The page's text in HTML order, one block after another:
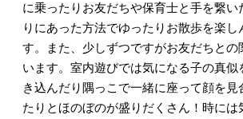
に乗ったりお友だちや保育士と手を繋い
りにあった方法でゆったりお散歩を楽し
す。また、少しずつですがお友だちとの
います。室内遊びでは気になる子の真似
き込んだり隅っこで一緒に座って顔を見
たりとほのぼのが盛りだくさん！時には